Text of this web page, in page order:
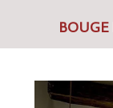
principal
BOUGE